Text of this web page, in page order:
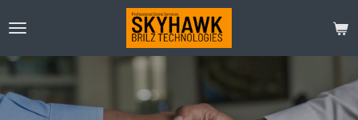
Hauptinhalt
springen